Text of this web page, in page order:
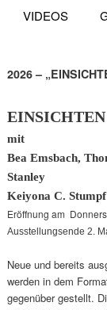
VIDEOS
2026 –
mit
Bea Emsbach,
Stanley
Keiyona C. Stumpf
Eröffnung am
Ausstellungsende 2.
Neue und bereits
werden in dem
gegenüber gestellt.